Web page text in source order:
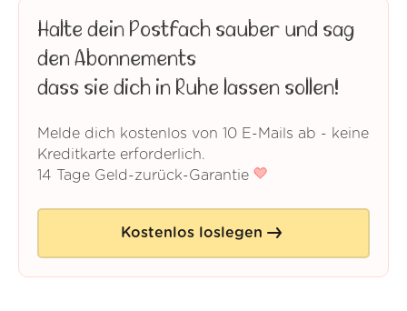
Halte dein Postfach sauber und sag
den Abonnements
dass sie dich in Ruhe lassen sollen!
Melde dich kostenlos von 10 E-Mails ab - keine
Kreditkarte erforderlich.
14 Tage Geld-zurück-Garantie
Kostenlos loslegen